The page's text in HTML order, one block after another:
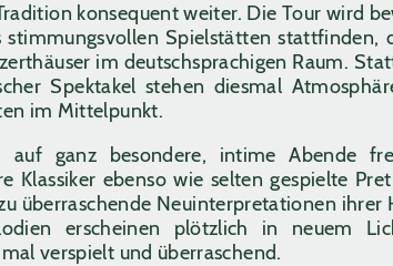
konsequent weiter. Die Tour wird
stimmungsvollen Spielstätten stattfinden,
im deutschsprachigen Raum.
Spektakel stehen diesmal
im Mittelpunkt.
auf ganz besondere, intime Abende
Klassiker ebenso wie selten gespielte
überraschende Neuinterpretationen ihrer
erscheinen plötzlich in neuem
verspielt und überraschend.